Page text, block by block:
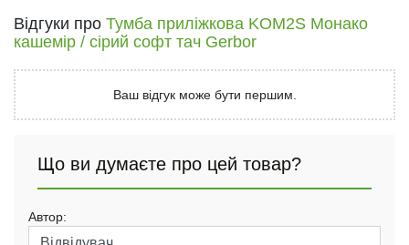
Відгуки про Тумба приліжкова KOM2S Монако
кашемір / сірий софт тач Gerbor
Ваш відгук може бути першим.
Що ви думаєте про цей товар?
Автор: